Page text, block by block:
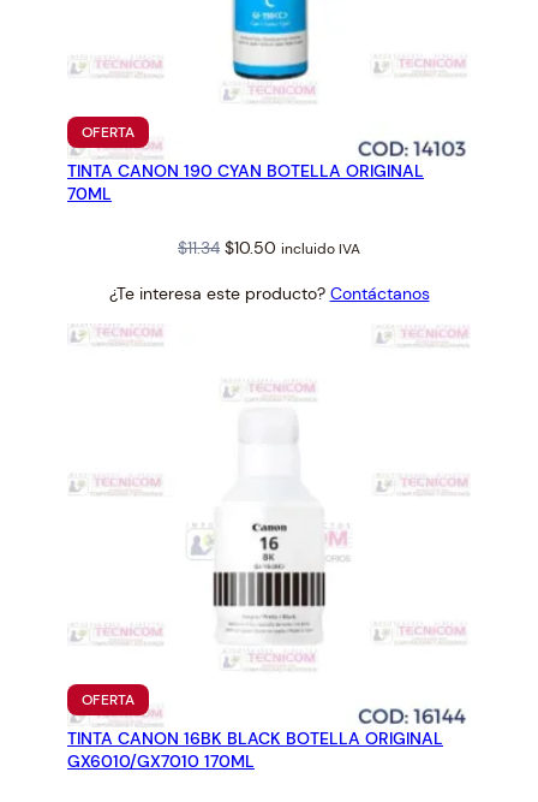
OFERTAPRODUCTO
EN
OFERTA
TINTA CANON 190 CYAN BOTELLA ORIGINAL
70ML
$11.34 Original
was:
$10.50 Current
is:
incluido IVA
¿Te interesa este producto? Contáctanos
OFERTAPRODUCTO
EN
OFERTA
TINTA CANON 16BK BLACK BOTELLA ORIGINAL
GX6010/GX7010 170ML